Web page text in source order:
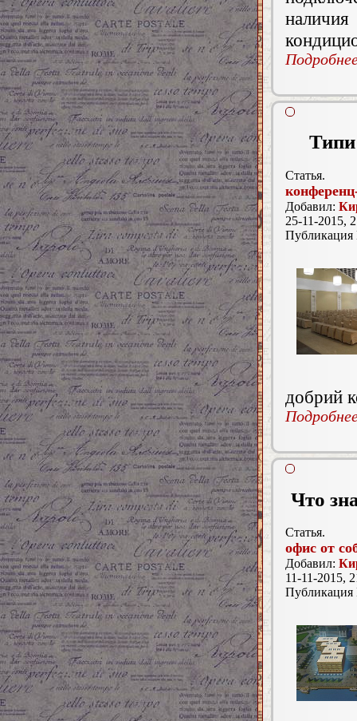
Типи
Статья.
Добавил:
25-11-2015,
добрий
Что
Статья.
офис от
Добавил:
11-11-2015,